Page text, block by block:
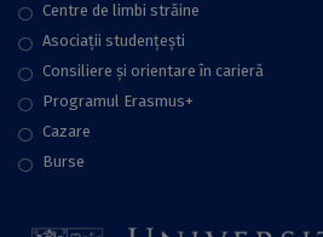
Centre de limbi străine
Asociații studențești
Consiliere şi orientare în carieră
Programul Erasmus+
Cazare
Burse